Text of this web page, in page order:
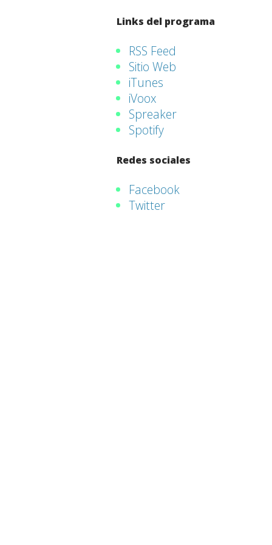
Links del programa
RSS Feed
Sitio Web
iTunes
iVoox
Spreaker
Spotify
Redes sociales
Facebook
Twitter